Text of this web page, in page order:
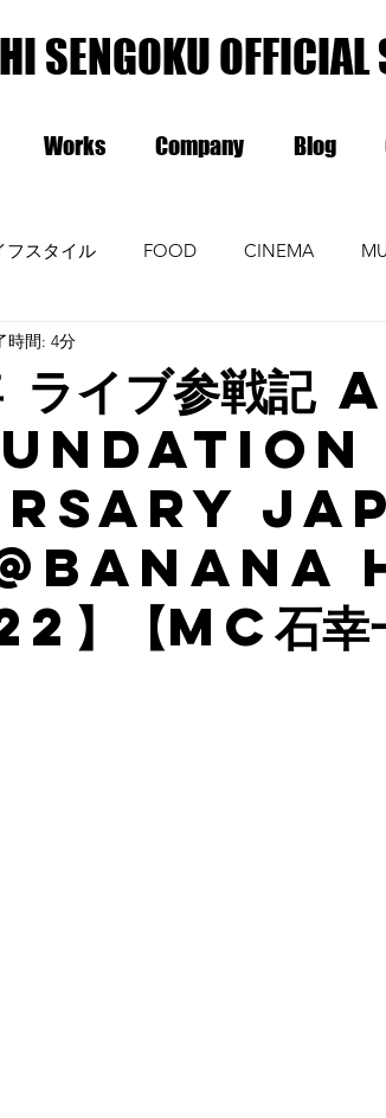
SENGOKU OFFICIAL
Works Company Blog
フスタイル FOOD CINEMA
ライブ参戦記
【MC石幸一
時間: 4分